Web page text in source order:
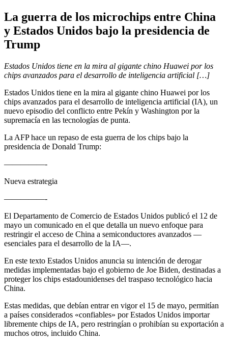
La guerra de los microchips entre China
y Estados Unidos bajo la presidencia de
Trump
Estados Unidos tiene en la mira al gigante chino Huawei por los
chips avanzados para el desarrollo de inteligencia artificial […]
Estados Unidos tiene en la mira al gigante chino Huawei por los
chips avanzados para el desarrollo de inteligencia artificial (IA), un
nuevo episodio del conflicto entre Pekín y Washington por la
supremacía en las tecnologías de punta.
La AFP hace un repaso de esta guerra de los chips bajo la
presidencia de Donald Trump:
—————-
Nueva estrategia
—————-
El Departamento de Comercio de Estados Unidos publicó el 12 de
mayo un comunicado en el que detalla un nuevo enfoque para
restringir el acceso de China a semiconductores avanzados —
esenciales para el desarrollo de la IA—.
En este texto Estados Unidos anuncia su intención de derogar
medidas implementadas bajo el gobierno de Joe Biden, destinadas a
proteger los chips estadounidenses del traspaso tecnológico hacia
China.
Estas medidas, que debían entrar en vigor el 15 de mayo, permitían
a países considerados «confiables» por Estados Unidos importar
libremente chips de IA, pero restringían o prohibían su exportación a
muchos otros, incluido China.